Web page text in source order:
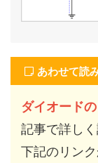
あわせて読
ダイオード
記事で詳し
下記のリン